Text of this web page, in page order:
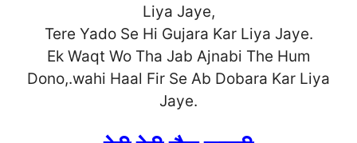
Liya Jaye,
Tere Yado Se Hi Gujara Kar Liya Jaye.
Ek Waqt Wo Tha Jab Ajnabi The Hum
Dono,.wahi Haal Fir Se Ab Dobara Kar Liya
Jaye.